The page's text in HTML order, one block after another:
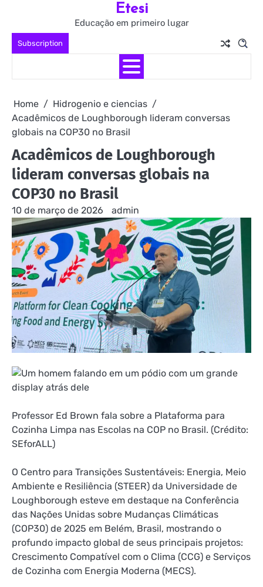
content
Subscription
Etesi
Educação em primeiro lugar
Home
Hidrogenio e ciencias
Acadêmicos de Loughborough lideram conversas
globais na COP30 no Brasil
Acadêmicos de Loughborough
lideram conversas globais na
COP30 no Brasil
10 de março de 2026 admin
Professor Ed Brown fala sobre a Plataforma para
Cozinha Limpa nas Escolas na COP no Brasil. (Crédito:
SEforALL)
O Centro para Transições Sustentáveis: Energia, Meio
Ambiente e Resiliência (STEER) da Universidade de
Loughborough esteve em destaque na Conferência
das Nações Unidas sobre Mudanças Climáticas
(COP30) de 2025 em Belém, Brasil, mostrando o
profundo impacto global de seus principais projetos:
Crescimento Compatível com o Clima (CCG) e Serviços
de Cozinha com Energia Moderna (MECS).